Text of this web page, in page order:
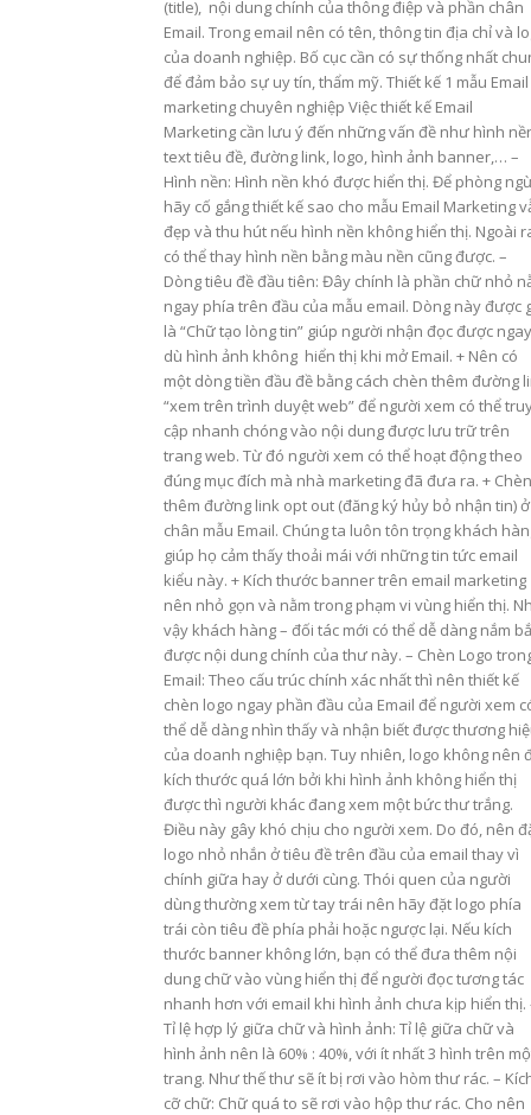
(title), nội dung chính của thông điệp và phần chân
Email. Trong email nên có tên, thông tin địa chỉ và
của doanh nghiệp. Bố cục cần có sự thống nhất
để đảm bảo sự uy tín, thẩm mỹ. Thiết kế 1 mẫu Email
marketing chuyên nghiệp Việc thiết kế Email
Marketing cần lưu ý đến những vấn đề như hình
text tiêu đề, đường link, logo, hình ảnh banner,… –
Hình nền: Hình nền khó được hiển thị. Để phòng
hãy cố gắng thiết kế sao cho mẫu Email Marketing
đẹp và thu hút nếu hình nền không hiển thị. Ngoài
có thể thay hình nền bằng màu nền cũng được. –
Dòng tiêu đề đầu tiên: Đây chính là phần chữ nhỏ
ngay phía trên đầu của mẫu email. Dòng này được
là “Chữ tạo lòng tin” giúp người nhận đọc được ngay
dù hình ảnh không hiển thị khi mở Email. + Nên có
một dòng tiền đầu đề bằng cách chèn thêm đường
“xem trên trình duyệt web” để người xem có thể
cập nhanh chóng vào nội dung được lưu trữ trên
trang web. Từ đó người xem có thể hoạt động theo
đúng mục đích mà nhà marketing đã đưa ra. + Chèn
thêm đường link opt out (đăng ký hủy bỏ nhận tin) ở
chân mẫu Email. Chúng ta luôn tôn trọng khách
giúp họ cảm thấy thoải mái với những tin tức email
kiểu này. + Kích thước banner trên email marketing
nên nhỏ gọn và nằm trong phạm vi vùng hiển thị.
vậy khách hàng – đối tác mới có thể dễ dàng nắm
được nội dung chính của thư này. – Chèn Logo
Email: Theo cấu trúc chính xác nhất thì nên thiết kế
chèn logo ngay phần đầu của Email để người xem
thể dễ dàng nhìn thấy và nhận biết được thương
của doanh nghiệp bạn. Tuy nhiên, logo không nên
kích thước quá lớn bởi khi hình ảnh không hiển thị
được thì người khác đang xem một bức thư trắng.
Điều này gây khó chịu cho người xem. Do đó, nên
logo nhỏ nhắn ở tiêu đề trên đầu của email thay vì
chính giữa hay ở dưới cùng. Thói quen của người
dùng thường xem từ tay trái nên hãy đặt logo phía
trái còn tiêu đề phía phải hoặc ngược lại. Nếu kích
thước banner không lớn, bạn có thể đưa thêm nội
dung chữ vào vùng hiển thị để người đọc tương tác
nhanh hơn với email khi hình ảnh chưa kịp hiển thị.
Tỉ lệ hợp lý giữa chữ và hình ảnh: Tỉ lệ giữa chữ và
hình ảnh nên là 60% : 40%, với ít nhất 3 hình trên
trang. Như thế thư sẽ ít bị rơi vào hòm thư rác. –
cỡ chữ: Chữ quá to sẽ rơi vào hộp thư rác. Cho nên